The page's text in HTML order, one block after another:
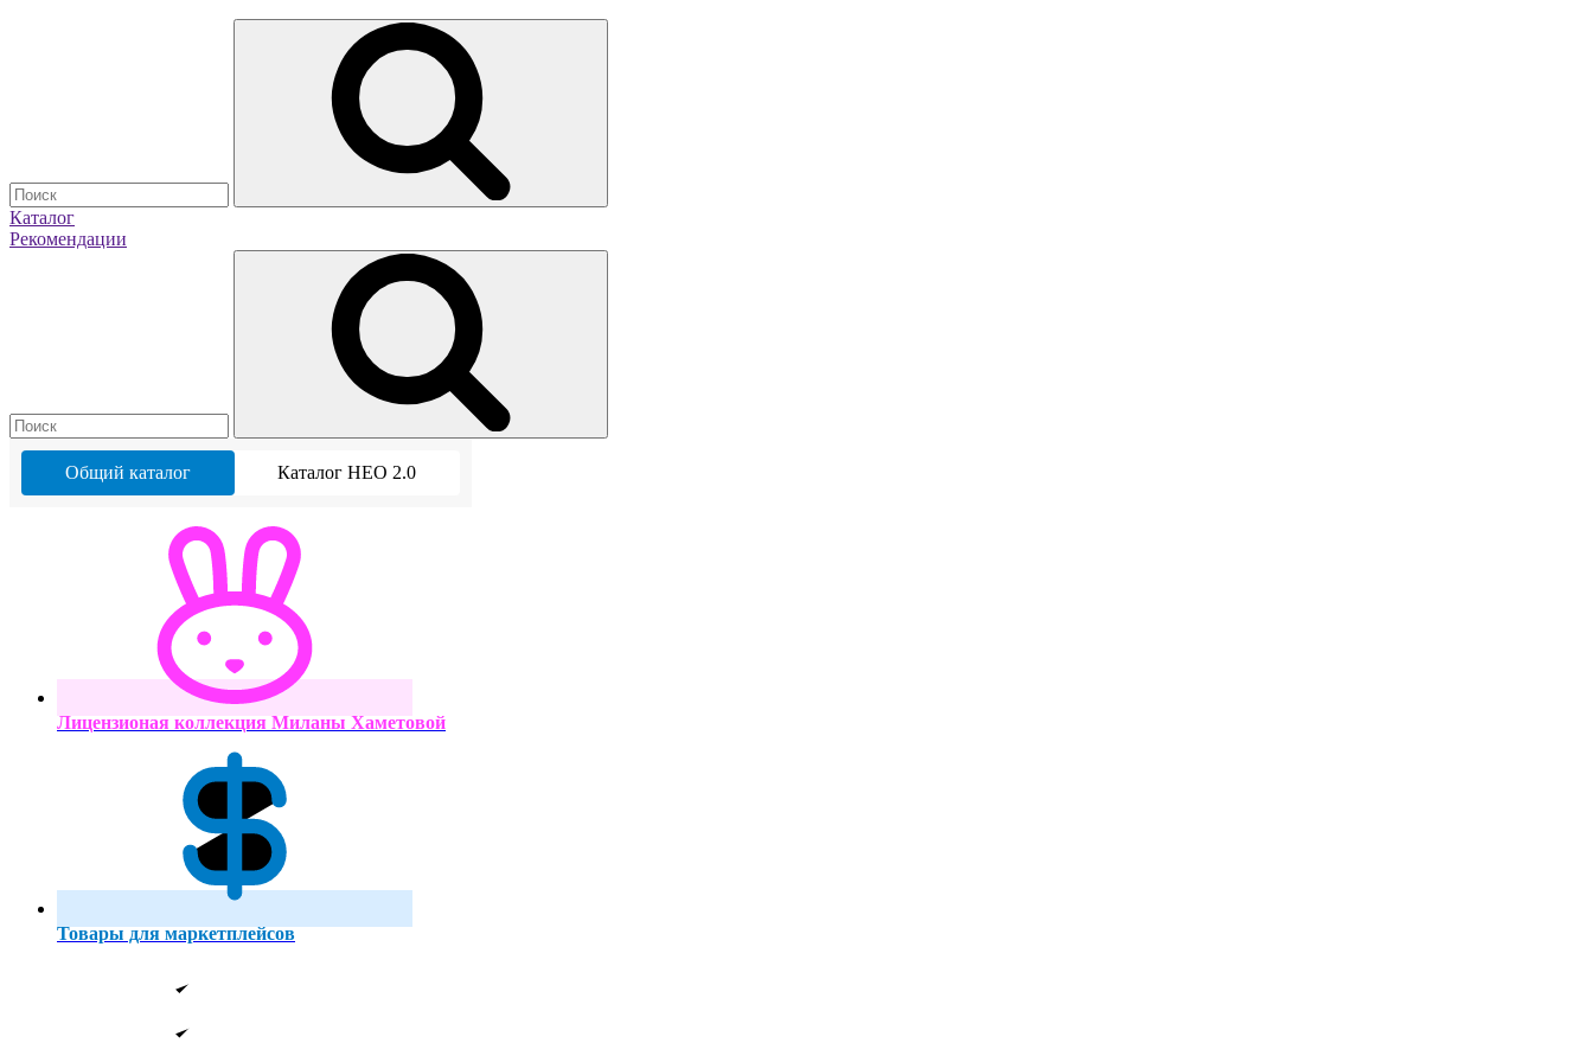
Каталог
Рекомендации
Общий каталог Каталог НЕО 2.0
Лицензионая коллекция Миланы Хаметовой
Товары для маркетплейсов